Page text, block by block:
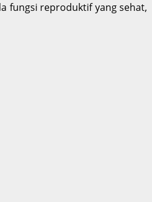
fungsi reproduktif yang sehat,